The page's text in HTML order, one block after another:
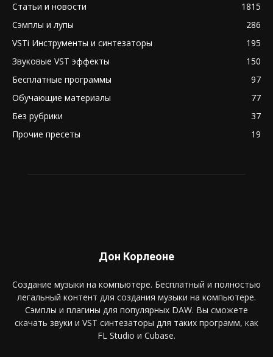
Статьи и новости
1815
Сэмплы и лупы
286
VSTi Инструменты и синтезаторы
195
Звуковые VST эффекты
150
Бесплатные программы
97
Обучающие материалы
77
Без рубрики
37
Прочие пресеты
19
Дон Корлеоне
Создание музыки на компьютере. Бесплатный и полностью
легальный контент для создания музыки на компьютере.
Сэмплы и плагины для популярных DAW. Вы сможете
скачать звуки и VST синтезаторы для таких программ, как
FL Studio и Cubase.